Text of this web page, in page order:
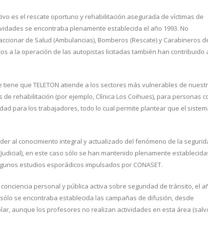
es el rescate oportuno y rehabilitación asegurada de víctimas de
se encontraba plenamente establecida el año 1993. No
de Salud (Ambulancias), Bomberos (Rescate) y Carabineros
a la operación de las autopistas licitadas también han contribuido
que TELETON atiende a los sectores más vulnerables de
rehabilitación (por ejemplo, Clínica Los Coihues), para personas
para los trabajadores, todo lo cual permite plantear que el
al conocimiento integral y actualizado del fenómeno de la
en este caso sólo se han mantenido plenamente
estudios esporádicos impulsados por CONASET.
conciencia personal y pública activa sobre seguridad de tránsito, el
se encontraba establecida las campañas de difusión, desde
aunque los profesores no realizan actividades en esta área